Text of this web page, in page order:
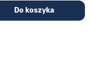
Do koszyka